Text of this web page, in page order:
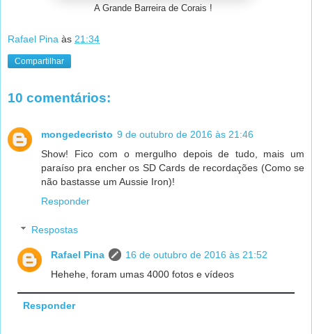
A Grande Barreira de Corais !
Rafael Pina às 21:34
Compartilhar
10 comentários:
mongedecristo 9 de outubro de 2016 às 21:46
Show! Fico com o mergulho depois de tudo, mais um
paraíso pra encher os SD Cards de recordações (Como se
não bastasse um Aussie Iron)!
Responder
Respostas
Rafael Pina
16 de outubro de 2016 às 21:52
Hehehe, foram umas 4000 fotos e vídeos
Responder